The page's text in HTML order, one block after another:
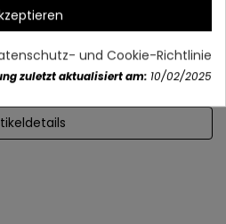
und Cookie-Richtlinie
zuletzt aktualisiert am: 10/02/2025